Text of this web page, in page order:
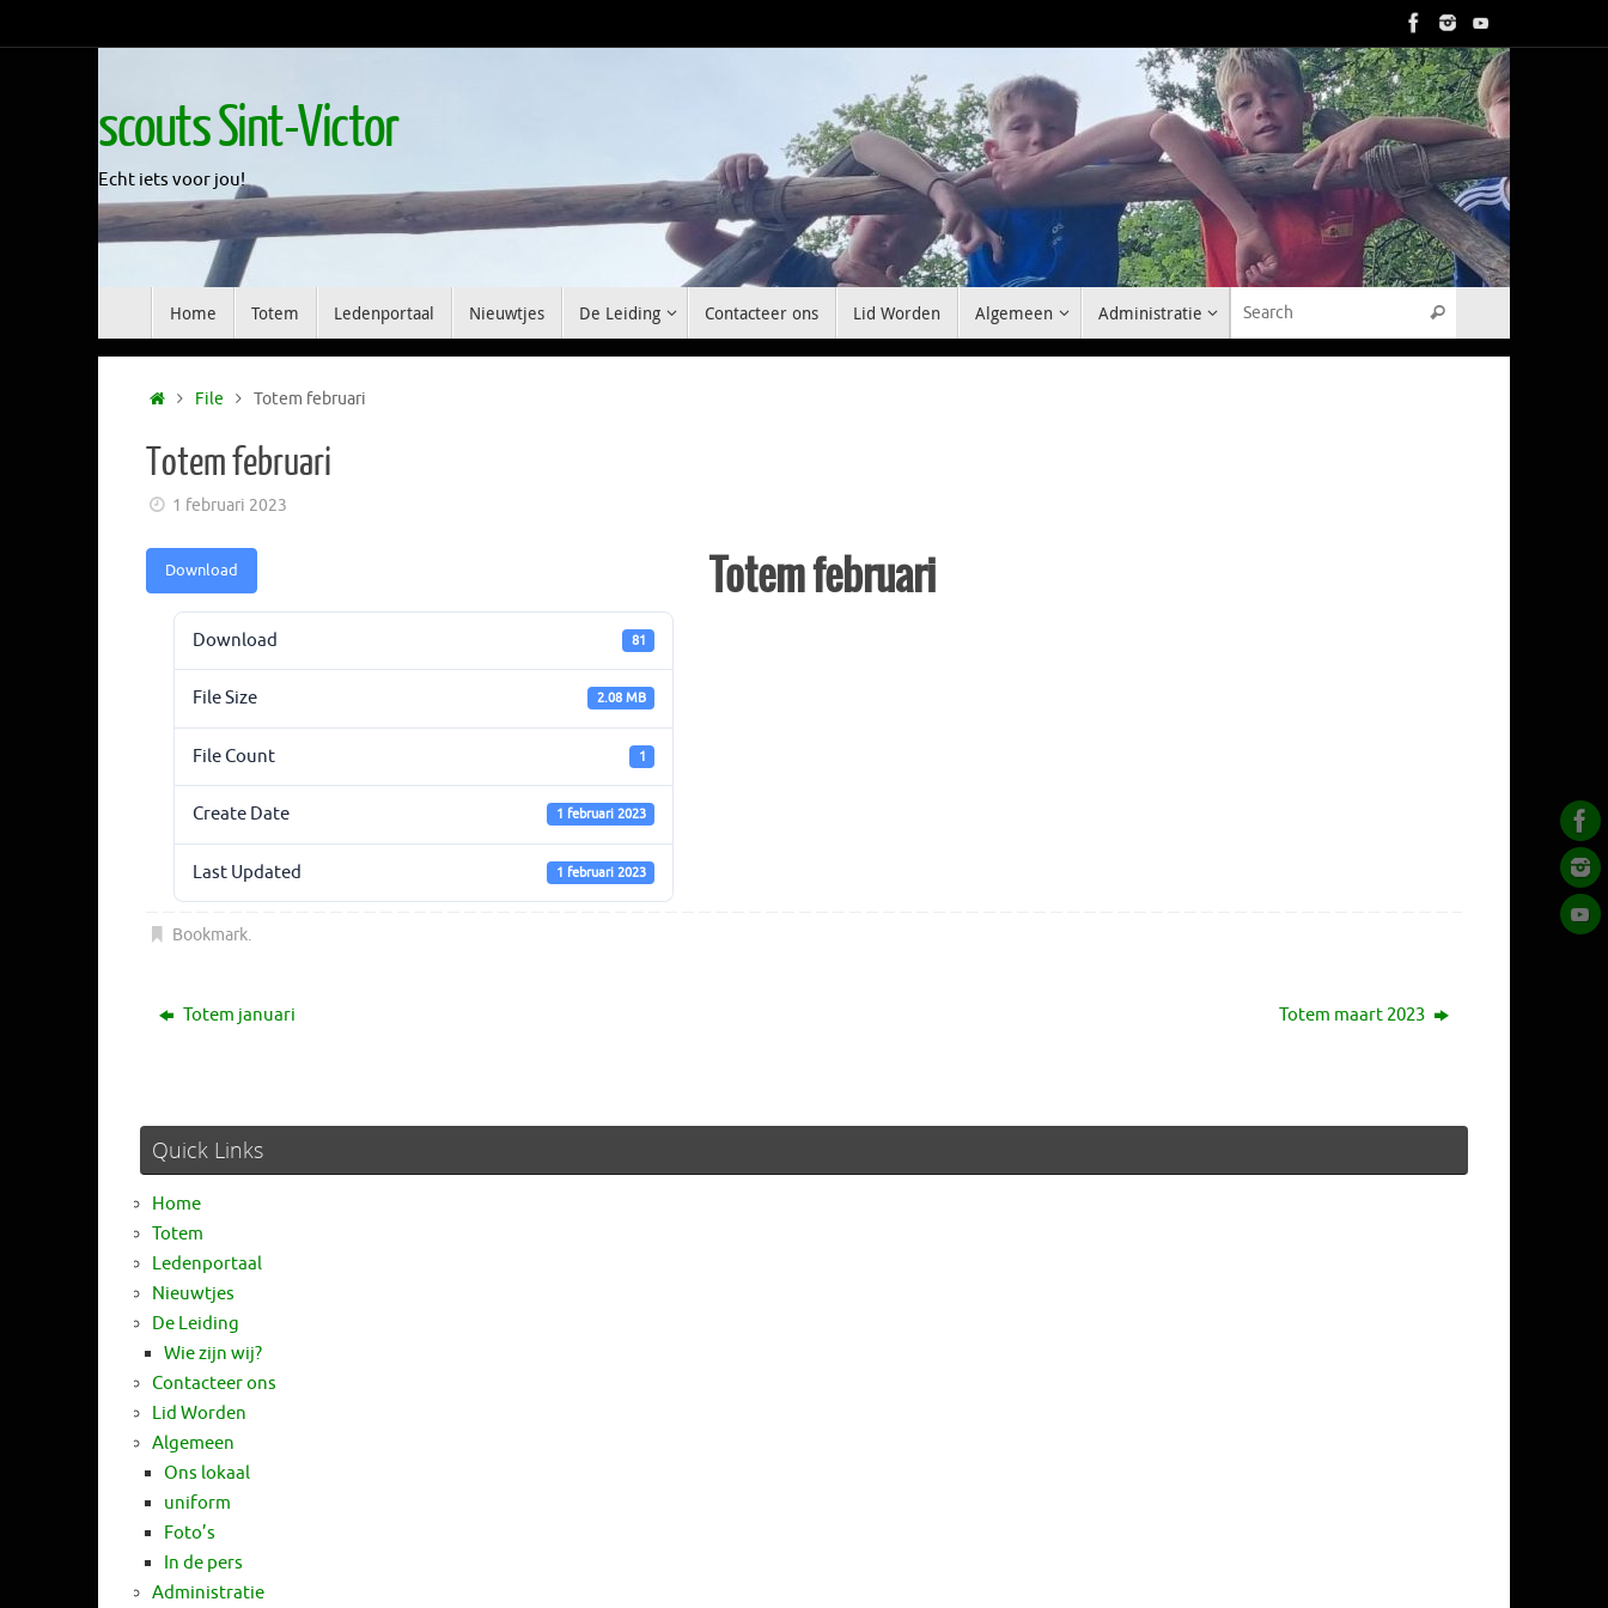
to
scouts Sint-Victor
Echt iets voor jou!
Home Totem Ledenportaal Nieuwtjes De Leiding Contacteer ons Lid Worden Algemeen Administratie Search
Home
File Totem februari
Totem februari
1 februari 2023
Download
Download 81
File Size 2.08 MB
File Count 1
Create Date 1 februari 2023
Last Updated 1 februari 2023
Totem februari
Bookmark.
Totem januari Totem maart 2023
Quick Links
Home
Totem
Ledenportaal
Nieuwtjes
De Leiding
Wie zijn wij?
Contacteer ons
Lid Worden
Algemeen
Ons lokaal
uniform
Foto’s
In de pers
Administratie